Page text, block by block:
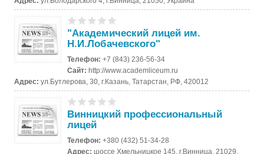
"Академический лицей им.
Н.И.Лобачевского"
Телефон:+7 (843) 236-56-34
Сайт:http://www.academliceum.ru
Адрес:ул.Бутлерова, 30, г.Казань, Татарстан, РФ, 420012
Винницкий профессиональный
лицей
Телефон:+380 (432) 51-34-28
Адрес:шоссе Хмельницкое 145, г.Винница, 21029,